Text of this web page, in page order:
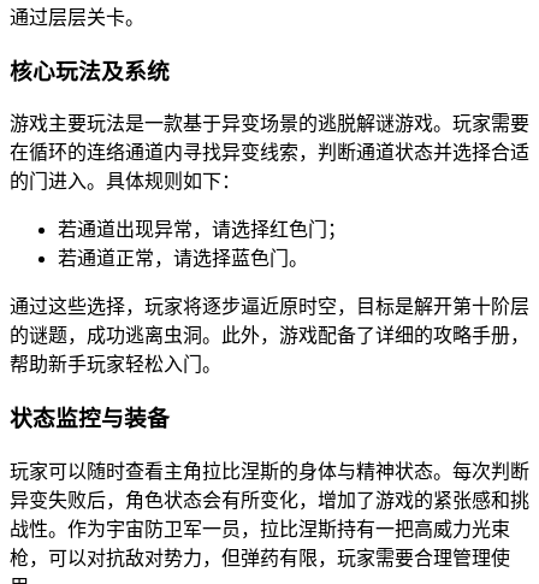
通过层层关卡。
核心玩法及系统
游戏主要玩法是一款基于异变场景的逃脱解谜游戏。玩家需要
在循环的连络通道内寻找异变线索，判断通道状态并选择合适
的门进入。具体规则如下：
若通道出现异常，请选择红色门；
若通道正常，请选择蓝色门。
通过这些选择，玩家将逐步逼近原时空，目标是解开第十阶层
的谜题，成功逃离虫洞。此外，游戏配备了详细的攻略手册，
帮助新手玩家轻松入门。
状态监控与装备
玩家可以随时查看主角拉比涅斯的身体与精神状态。每次判断
异变失败后，角色状态会有所变化，增加了游戏的紧张感和挑
战性。作为宇宙防卫军一员，拉比涅斯持有一把高威力光束
枪，可以对抗敌对势力，但弹药有限，玩家需要合理管理使